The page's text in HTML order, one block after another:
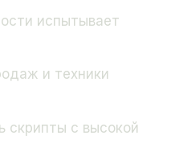
испытывает
и техники
скрипты с высокой